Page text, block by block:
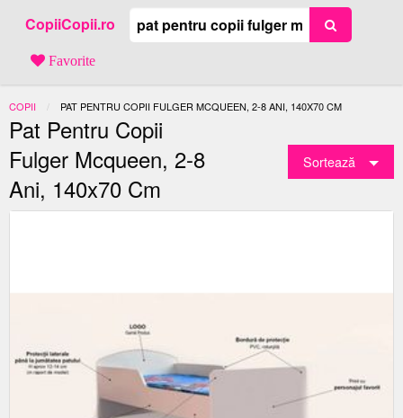
CopiiCopii.ro
Favorite
COPII ACTUAL:
PAT PENTRU COPII FULGER MCQUEEN, 2-8 ANI, 140X70 CM
Pat Pentru Copii
Fulger Mcqueen, 2-8
Ani, 140x70 Cm
Sortează